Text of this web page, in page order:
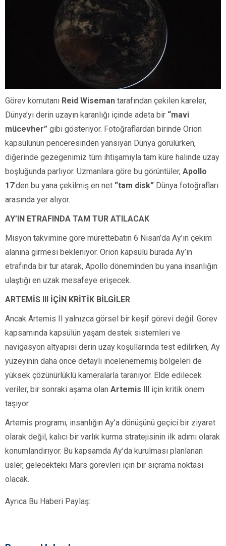
Görev komutanı Reid Wiseman tarafından çekilen kareler,
Dünya’yı derin uzayın karanlığı içinde adeta bir “mavi
mücevher” gibi gösteriyor. Fotoğraflardan birinde Orion
kapsülünün penceresinden yansıyan Dünya görülürken,
diğerinde gezegenimiz tüm ihtişamıyla tam küre halinde uzay
boşluğunda parlıyor. Uzmanlara göre bu görüntüler, Apollo
17’den bu yana çekilmiş en net “tam disk” Dünya fotoğrafları
arasında yer alıyor.
AY’IN ETRAFINDA TAM TUR ATILACAK
Misyon takvimine göre mürettebatın 6 Nisan’da Ay’ın çekim
alanına girmesi bekleniyor. Orion kapsülü burada Ay’ın
etrafında bir tur atarak, Apollo döneminden bu yana insanlığın
ulaştığı en uzak mesafeye erişecek.
ARTEMİS III İÇİN KRİTİK BİLGİLER
Ancak Artemis II yalnızca görsel bir keşif görevi değil. Görev
kapsamında kapsülün yaşam destek sistemleri ve
navigasyon altyapısı derin uzay koşullarında test edilirken, Ay
yüzeyinin daha önce detaylı incelenememiş bölgeleri de
yüksek çözünürlüklü kameralarla taranıyor. Elde edilecek
veriler, bir sonraki aşama olan Artemis III için kritik önem
taşıyor.
Artemis programı, insanlığın Ay’a dönüşünü geçici bir ziyaret
olarak değil, kalıcı bir varlık kurma stratejisinin ilk adımı olarak
konumlandırıyor. Bu kapsamda Ay’da kurulması planlanan
üsler, gelecekteki Mars görevleri için bir sıçrama noktası
olacak.
Ayrıca Bu Haberi Paylaş: